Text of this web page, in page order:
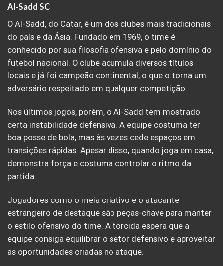
Al-Sadd SC
O Al-Sadd, do Catar, é um dos clubes mais tradicionais
do país e da Ásia. Fundado em 1969, o time é
conhecido por sua filosofia ofensiva e pelo domínio do
futebol nacional. O clube acumula diversos títulos
locais e já foi campeão continental, o que o torna um
adversário respeitado em qualquer competição.
Nos últimos jogos, porém, o Al-Sadd tem mostrado
certa instabilidade defensiva. A equipe costuma ter
boa posse de bola, mas às vezes cede espaços em
transições rápidas. Apesar disso, quando joga em casa,
demonstra força e costuma controlar o ritmo da
partida.
Jogadores como o meia criativo e o atacante
estrangeiro de destaque são peças-chave para manter
o estilo ofensivo do time. A torcida espera que a
equipe consiga equilibrar o setor defensivo e aproveitar
as oportunidades criadas no ataque.